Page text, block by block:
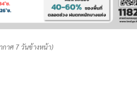
าศ 7 วันข้างหน้า)